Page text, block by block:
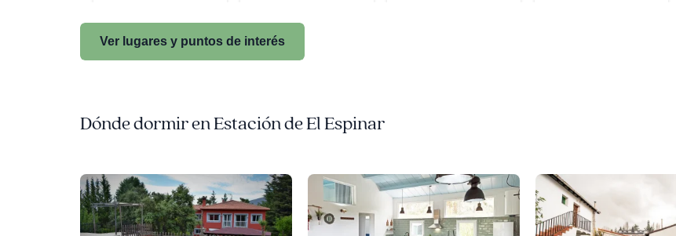
Ver lugares y puntos de interés
Dónde dormir en Estación de El Espinar